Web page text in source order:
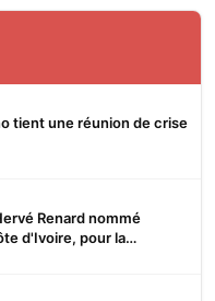
tient une réunion de crise
Renard nommé
d'Ivoire, pour la